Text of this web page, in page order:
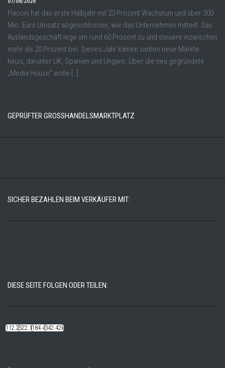
Flaconi hat das erste Halbjahr mit 23 Prozent Wachstum und über 300
Mio. Euro Umsatz abgeschlossen, wie das Unternehmen mitteilt. Das
Auslandsgeschäft lege um rund 60 Prozent zu und steuere inzwischen
mehr als 20 Prozent bei. Dieses Jahr kämen sieben neue Märkte
hinzu, darunter UK, Spanien und Ungarn. Über die neu gegründete
„Media House“ wolle […]
GEPRÜFTER GROSSHANDELSMARKTPLATZ
SICHER BEZAHLEN BEIM VERKÄUFER MIT:
DIESE SEITE FOLGEN ODER TEILEN:
112.22k522.14k184.48k342.42k